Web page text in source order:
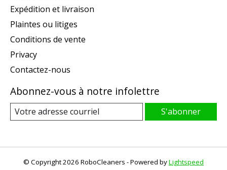
Expédition et livraison
Plaintes ou litiges
Conditions de vente
Privacy
Contactez-nous
Abonnez-vous à notre infolettre
S'abonner
© Copyright 2026 RoboCleaners - Powered byLightspeed